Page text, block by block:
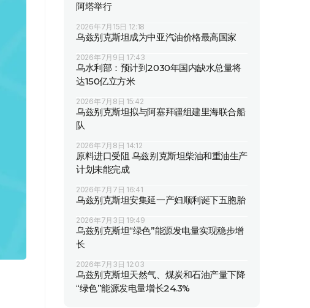
阿塔举行
2026年7月15日 12:18
乌兹别克斯坦成为中亚汽油价格最高国家
2026年7月9日 17:43
乌水利部：预计到2030年国内缺水总量将
达150亿立方米
2026年7月8日 15:42
乌兹别克斯坦拟与阿塞拜疆组建里海联合船
队
2026年7月8日 14:12
原料进口受阻 乌兹别克斯坦柴油和重油生产
计划未能完成
2026年7月7日 16:41
乌兹别克斯坦安集延一产妇顺利诞下五胞胎
2026年7月3日 19:49
乌兹别克斯坦“绿色”能源发电量实现稳步增
长
2026年7月3日 12:03
乌兹别克斯坦天然气、煤炭和石油产量下降
“绿色”能源发电量增长24.3%